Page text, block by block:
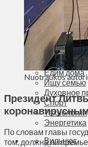
Экология
Деньги
Визиты
Выборы
Едим дома
Ищу семью
Духовное
Спорт
Технологии
Энергетика
Вильнюс
Nuotraukos
Президент
По словам главы
том, должна ли